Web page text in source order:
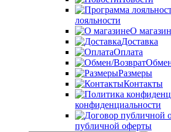
лояльности
О
Доставка
Оплата
Размеры
Контакты
конфиденциальности
публичной оферты